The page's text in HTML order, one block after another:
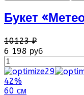
Букет
10123 ₽
6 198 руб
42%
60 см